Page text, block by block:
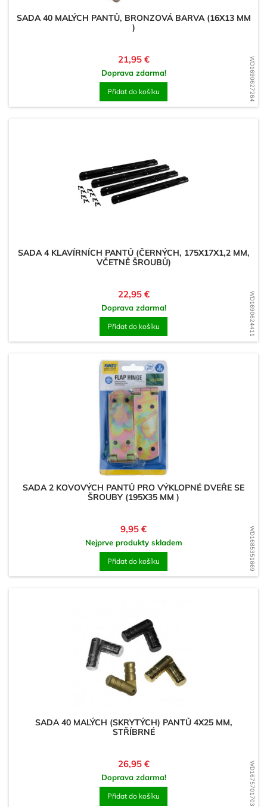
WD1690627264
SADA 40 MALÝCH PANTŮ, BRONZOVÁ BARVA (16X13 MM
)
Cena
21,95 €
Doprava zdarma!
Přidat do košíku
WD1690624411
SADA 4 KLAVÍRNÍCH PANTŮ (ČERNÝCH, 175X17X1,2 MM,
VČETNĚ ŠROUBŮ)
Cena
22,95 €
Doprava zdarma!
Přidat do košíku
WD1685351669
SADA 2 KOVOVÝCH PANTŮ PRO VÝKLOPNÉ DVEŘE SE
ŠROUBY (195X35 MM )
Cena
9,95 €
Nejprve produkty skladem
Přidat do košíku
WD1675701703
SADA 40 MALÝCH (SKRYTÝCH) PANTŮ 4X25 MM,
STŘÍBRNÉ
Cena
26,95 €
Doprava zdarma!
Přidat do košíku